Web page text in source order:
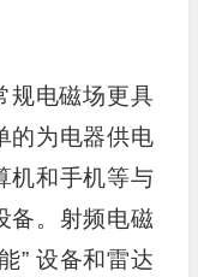
规电磁场更具
的为电器供电
机和手机等与
备。射频电磁
” 设备和雷达